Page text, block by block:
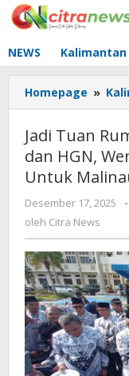
Lewati
ke
NEWS Kalimantan
Homepage »
Jadi Tuan
dan HGN,
Untuk
Desember 17, 2025 -
oleh Citra News